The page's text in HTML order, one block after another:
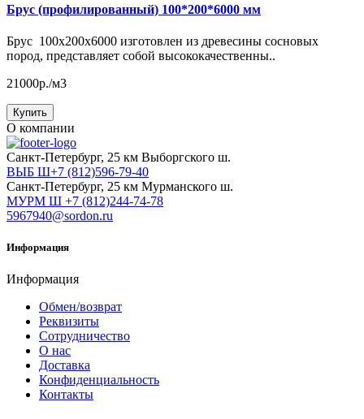
Брус (профилированный) 100*200*6000 мм
Брус 100x200x6000 изготовлен из древесины сосновых
пород, представляет собой высококачественны..
21000р./м3
Купить
О компании
Cанкт-Петербург, 25 км Выборгского ш.
ВЫБ Ш+7 (812)596-79-40
Cанкт-Петербург, 25 км Мурманского ш.
МУРМ Ш +7 (812)244-74-78
5967940@sordon.ru
Информация
Информация
Обмен/возврат
Реквизиты
Сотрудничество
О нас
Доставка
Конфиденциальность
Контакты